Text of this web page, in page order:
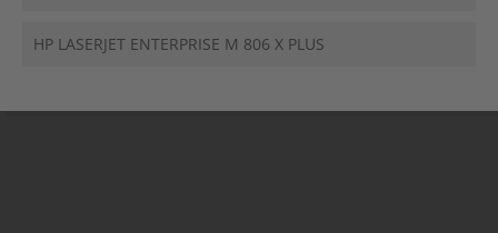
HP LASERJET ENTERPRISE M 806 X PLUS